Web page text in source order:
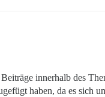
innerhalb des
haben, da es sich